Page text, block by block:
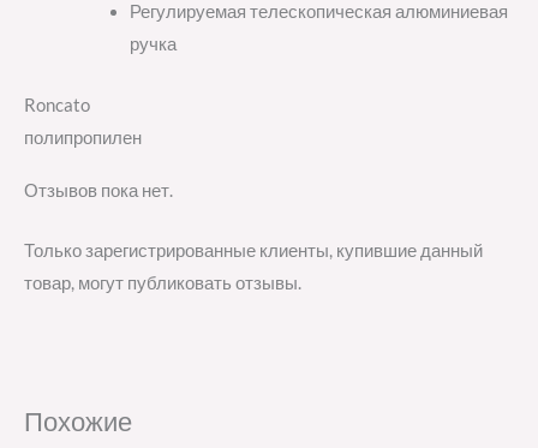
Регулируемая телескопическая алюминиевая
ручка
Roncato
полипропилен
Отзывов пока нет.
Только зарегистрированные клиенты, купившие данный
товар, могут публиковать отзывы.
Похожие